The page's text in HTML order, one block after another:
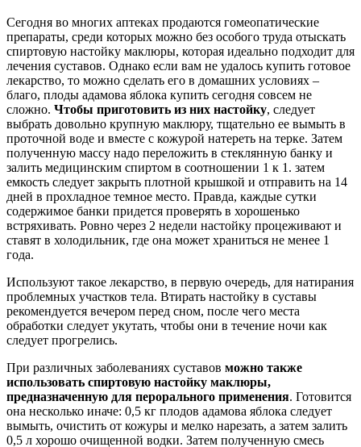
Сегодня во многих аптеках продаются гомеопатические
препараты, среди которых можно без особого труда отыскать
спиртовую настойку маклюры, которая идеально подходит для
лечения суставов. Однако если вам не удалось купить готовое
лекарство, то можно сделать его в домашних условиях –
благо, плоды адамова яблока купить сегодня совсем не
сложно. Чтобы приготовить из них настойку, следует
выбрать довольно крупную маклюру, тщательно ее вымыть в
проточной воде и вместе с кожурой натереть на терке. Затем
полученную массу надо переложить в стеклянную банку и
залить медицинским спиртом в соотношении 1 к 1. затем
емкость следует закрыть плотной крышкой и отправить на 14
дней в прохладное темное место. Правда, каждые сутки
содержимое банки придется проверять в хорошенько
встряхивать. Ровно через 2 недели настойку процеживают и
ставят в холодильник, где она может храниться не менее 1
года.
Используют такое лекарство, в первую очередь, для натирания
проблемных участков тела. Втирать настойку в суставы
рекомендуется вечером перед сном, после чего места
обработки следует укутать, чтобы они в течение ночи как
следует прогрелись.
При различных заболеваниях суставов можно также
использовать спиртовую настойку маклюры,
предназначенную для перорального применения. Готовится
она несколько иначе: 0,5 кг плодов адамова яблока следует
вымыть, очистить от кожуры и мелко нарезать, а затем залить
0,5 л хорошо очищенной водки. Затем полученную смесь